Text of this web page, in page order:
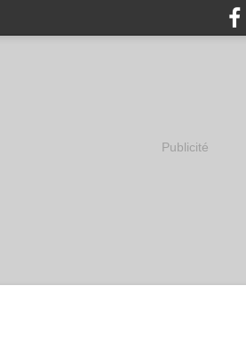
Publicité